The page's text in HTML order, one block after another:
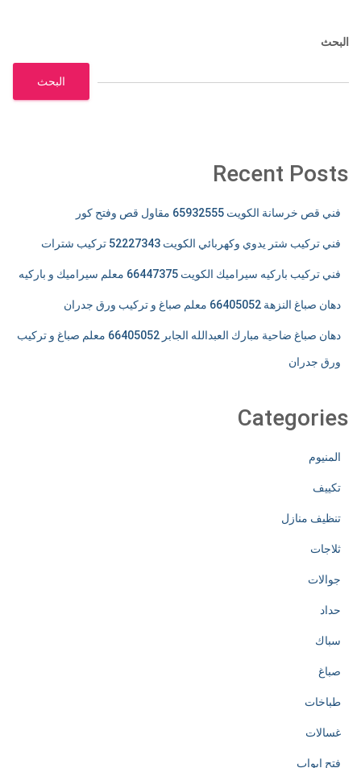
البحث
البحث
Recent Posts
فني قص خرسانة الكويت 65932555 مقاول قص وفتح كور
فني تركيب شتر يدوي وكهربائي الكويت 52227343 تركيب شترات
فني تركيب باركيه سيراميك الكويت 66447375 معلم سيراميك و باركيه
دهان صباغ النزهة 66405052 معلم صباغ و تركيب ورق جدران
دهان صباغ ضاحية مبارك العبدالله الجابر 66405052 معلم صباغ و تركيب
ورق جدران
Categories
المنيوم
تكييف
تنظيف منازل
ثلاجات
جوالات
حداد
سباك
صباغ
طباخات
غسالات
فتح ابواب